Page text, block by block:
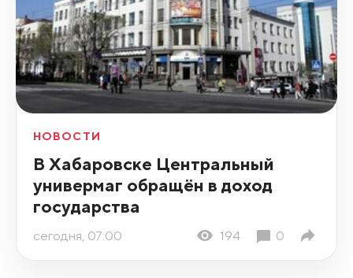
НОВОСТИ
В Хабаровске Центральный
универмаг обращён в доход
государства
сегодня, 07:00 194 0